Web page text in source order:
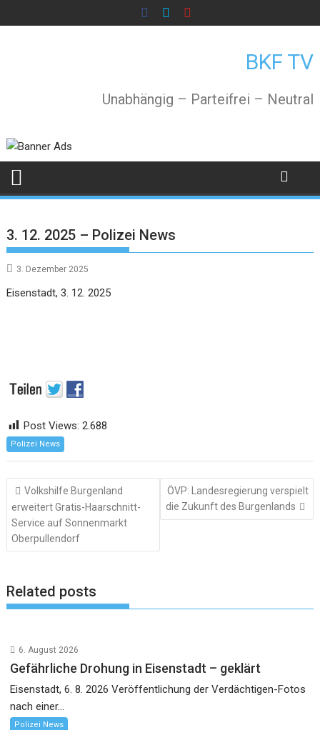
to
BKF TV
Unabhängig – Parteifrei – Neutral
3. 12. 2025 – Polizei News
3. Dezember 2025
Eisenstadt, 3. 12. 2025
Post Views: 2.688
Polizei News
Beitragsnavigation
Volkshilfe Burgenland
erweitert Gratis-Haarschnitt-
Service auf Sonnenmarkt
Oberpullendorf
ÖVP: Landesregierung verspielt
die Zukunft des Burgenlands
Related posts
6. August 2026
Gefährliche Drohung in Eisenstadt – geklärt
Eisenstadt, 6. 8. 2026 Veröffentlichung der Verdächtigen-Fotos
nach einer...
Polizei News